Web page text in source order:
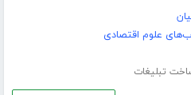
علوم اقتصادی
تبلیغات